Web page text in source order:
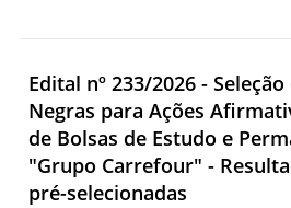
Edital nº 233/2026 - Seleção
Negras para Ações
de Bolsas de Estudo e
"Grupo Carrefour" -
pré-selecionadas